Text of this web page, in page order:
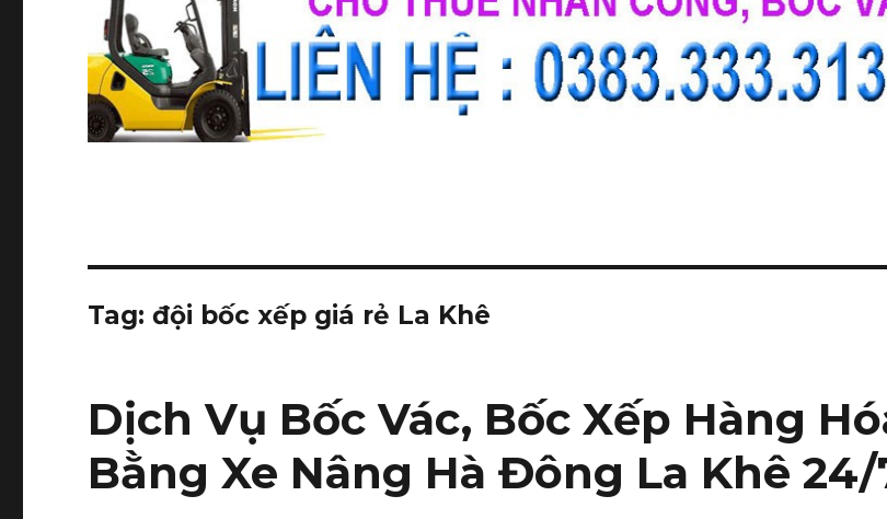
Tag:đội bốc xếp giá rẻ La Khê
Dịch Vụ Bốc Vác, Bốc Xếp Hàng
Bằng Xe Nâng Hà Đông La Khê 24/